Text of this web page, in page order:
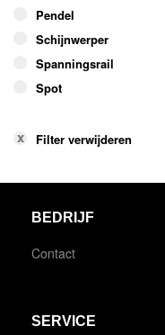
Pendel
Schijnwerper
Spanningsrail
Spot
Filter verwijderen
BEDRIJF
Contact
SERVICE